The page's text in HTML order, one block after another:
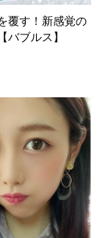
覆す！新感覚の
バブルス】